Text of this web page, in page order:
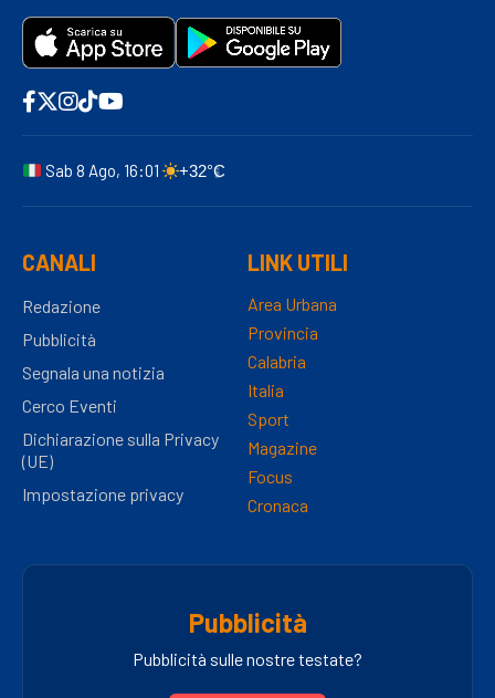
Sab 8 Ago, 16:01 +32°C
CANALI
Redazione
Pubblicità
Segnala una notizia
Cerco Eventi
Dichiarazione sulla Privacy
(UE)
Impostazione privacy
LINK UTILI
Area Urbana
Provincia
Calabria
Italia
Sport
Magazine
Focus
Cronaca
Pubblicità
Pubblicità sulle nostre testate?